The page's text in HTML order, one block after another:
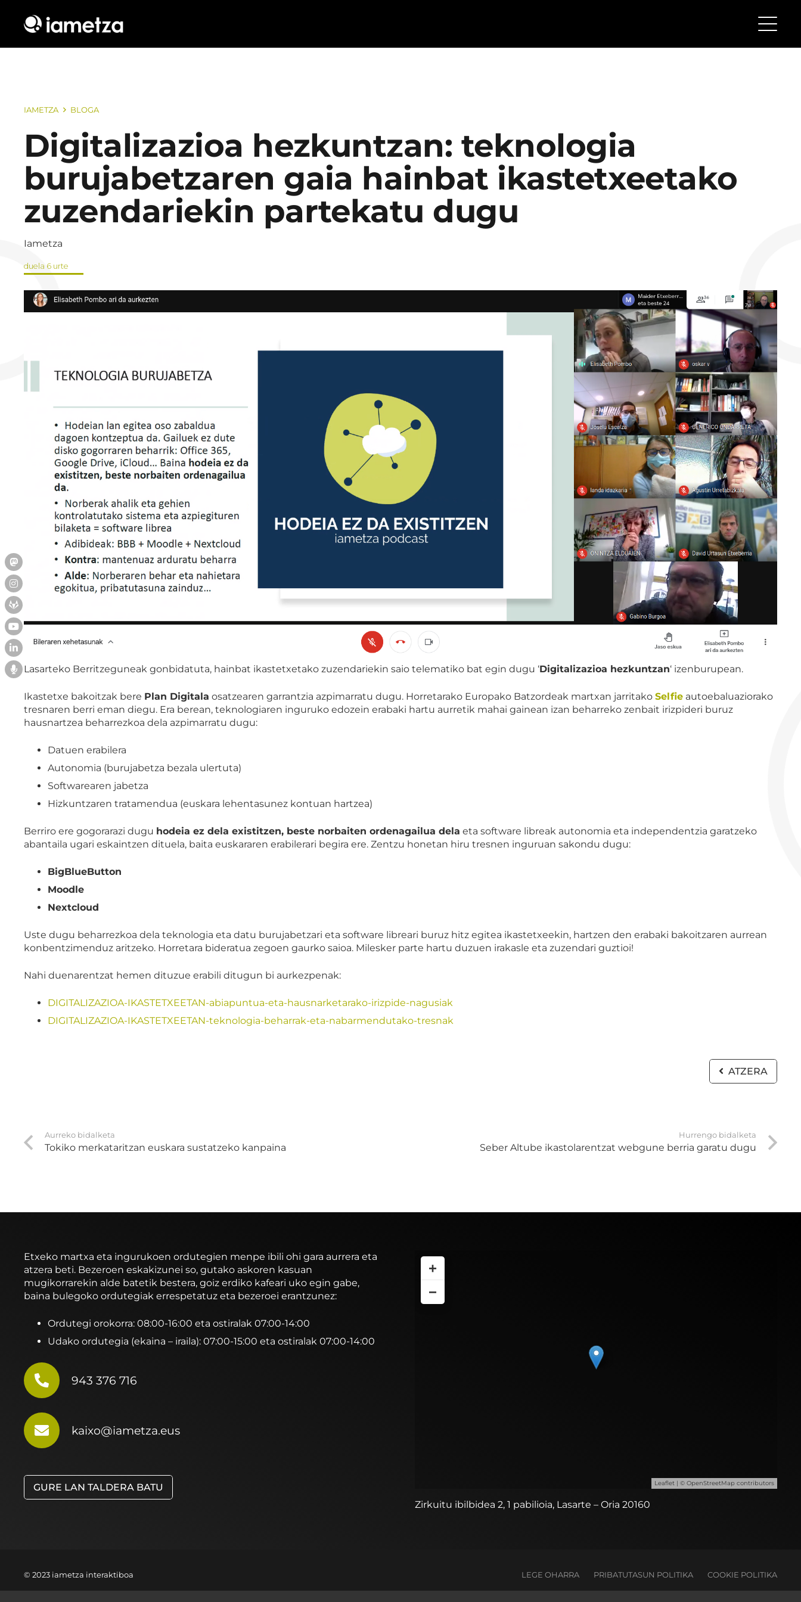
IAMETZA BLOGA
Digitalizazioa hezkuntzan: teknologia
burujabetzaren gaia hainbat ikastetxeetako
zuzendariekin partekatu dugu
Iametza
duela 6 urte
Lasarteko Berritzeguneak gonbidatuta, hainbat ikastetxetako zuzendariekin saio telematiko bat egin dugu ‘Digitalizazioa hezkuntzan‘ izenburupean.
Ikastetxe bakoitzak bere Plan Digitala osatzearen garrantzia azpimarratu dugu. Horretarako Europako Batzordeak martxan jarritako Selfie autoebaluaziorako
tresnaren berri eman diegu. Era berean, teknologiaren inguruko edozein erabaki hartu aurretik mahai gainean izan beharreko zenbait irizpideri buruz
hausnartzea beharrezkoa dela azpimarratu dugu:
Datuen erabilera
Autonomia (burujabetza bezala ulertuta)
Softwarearen jabetza
Hizkuntzaren tratamendua (euskara lehentasunez kontuan hartzea)
Berriro ere gogorarazi dugu hodeia ez dela existitzen, beste norbaiten ordenagailua dela eta software libreak autonomia eta independentzia garatzeko
abantaila ugari eskaintzen dituela, baita euskararen erabilerari begira ere. Zentzu honetan hiru tresnen inguruan sakondu dugu:
BigBlueButton
Moodle
Nextcloud
Uste dugu beharrezkoa dela teknologia eta datu burujabetzari eta software libreari buruz hitz egitea ikastetxeekin, hartzen den erabaki bakoitzaren aurrean
konbentzimenduz aritzeko. Horretara bideratua zegoen gaurko saioa. Milesker parte hartu duzuen irakasle eta zuzendari guztioi!
Nahi duenarentzat hemen dituzue erabili ditugun bi aurkezpenak:
DIGITALIZAZIOA-IKASTETXEETAN-abiapuntua-eta-hausnarketarako-irizpide-nagusiak
DIGITALIZAZIOA-IKASTETXEETAN-teknologia-beharrak-eta-nabarmendutako-tresnak
ATZERA
Aurreko bidalketa
Tokiko merkataritzan euskara sustatzeko kanpaina
Hurrengo bidalketa
Seber Altube ikastolarentzat webgune berria garatu dugu
Etxeko martxa eta ingurukoen ordutegien menpe ibili ohi gara aurrera eta
atzera beti. Bezeroen eskakizunei so, gutako askoren kasuan
mugikorrarekin alde batetik bestera, goiz erdiko kafeari uko egin gabe,
baina bulegoko ordutegiak errespetatuz eta bezeroei erantzunez:
Ordutegi orokorra: 08:00-16:00 eta ostiralak 07:00-14:00
Udako ordutegia (ekaina – iraila): 07:00-15:00 eta ostiralak 07:00-14:00
943 376 716
kaixo@iametza.eus
GURE LAN TALDERA BATU
+
−
Leaflet | © OpenStreetMap contributors
Zirkuitu ibilbidea 2, 1 pabilioia, Lasarte – Oria 20160
© 2023 iametza interaktiboa LEGE OHARRA PRIBATUTASUN POLITIKA COOKIE POLITIKA